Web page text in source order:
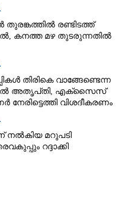
തുരങ്കത്തിൽ രണ്ടിടത്ത്
കനത്ത മഴ തുടരുന്നതിൽ
തിരികെ വാങ്ങേണ്ടെന്ന
അതൃപ്‌തി, എക്‌സൈസ്
നേരിട്ടെത്തി വിശദീകരണം
മറുപടി
റദ്ദാക്കി